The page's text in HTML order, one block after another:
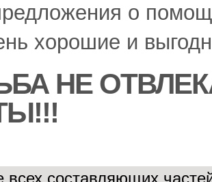
о
хорошие и
НЕ